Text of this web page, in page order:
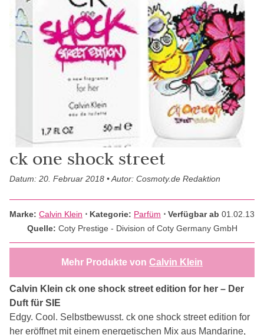
ck one shock street
Datum: 20. Februar 2018 • Autor: Cosmoty.de Redaktion
Marke: Calvin Klein ⋅ Kategorie: Parfüm ⋅ Verfügbar ab 01.02.13
Quelle: Coty Prestige - Division of Coty Germany GmbH
Mehr Produkte von Calvin Klein
Calvin Klein ck one shock street edition for her – Der
Duft für SIE
Edgy. Cool. Selbstbewusst. ck one shock street edition for
her eröffnet mit einem energetischen Mix aus Mandarine,